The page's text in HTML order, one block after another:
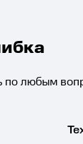
по любым